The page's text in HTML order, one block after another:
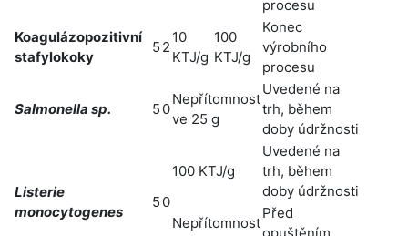
procesu
Koagulázopozitivní
stafylokoky
5 2
10
KTJ/g
100
KTJ/g
Konec
výrobního
procesu
Salmonella sp. 5 0
Nepřítomnost
ve 25 g
Uvedené na
trh, během
doby údržnosti
Listerie
monocytogenes
5 0
100 KTJ/g
Uvedené na
trh, během
doby údržnosti
Nepřítomnost
Před